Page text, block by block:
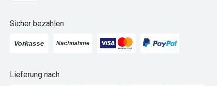
Sicher bezahlen
Lieferung nach